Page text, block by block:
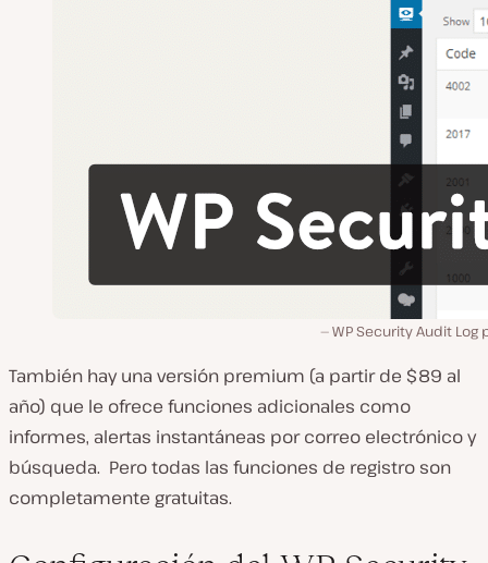
WP Security Audit Log
También hay una versión premium (a partir de $89 al
año) que le ofrece funciones adicionales como
informes, alertas instantáneas por correo electrónico y
búsqueda. Pero todas las funciones de registro son
completamente gratuitas.